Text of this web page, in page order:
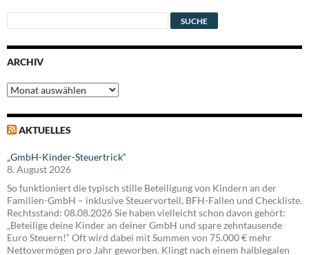
ARCHIV
Archiv
AKTUELLES
„GmbH-Kinder-Steuertrick“
8. August 2026
So funktioniert die typisch stille Beteiligung von Kindern an der
Familien-GmbH – inklusive Steuervorteil, BFH-Fallen und Checkliste.
Rechtsstand: 08.08.2026 Sie haben vielleicht schon davon gehört:
„Beteilige deine Kinder an deiner GmbH und spare zehntausende
Euro Steuern!“ Oft wird dabei mit Summen von 75.000 € mehr
Nettovermögen pro Jahr geworben. Klingt nach einem halblegalen